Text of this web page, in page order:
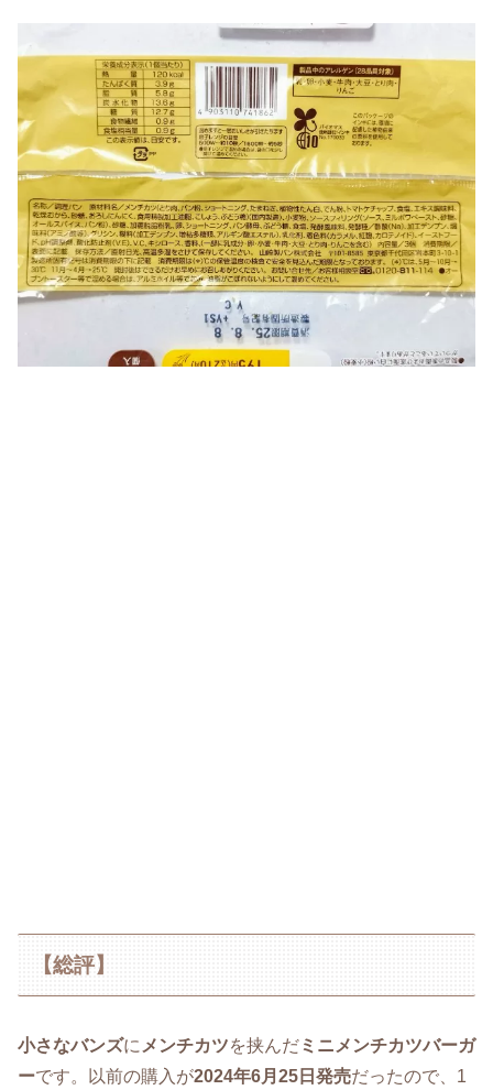
【総評】
小さなバンズに メンチカツを挟んだミニメンチカツバーガ
ーです。以前の購入が2024年6月25日発売だったので、1